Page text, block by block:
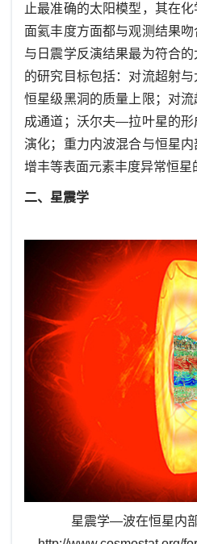
止最准确的太阳模型，其在
面氦丰度方面都与观测结果
与日震学反演结果最为符合
的研究目标包括：对流超射与
恒星级黑洞的质量上限；对
成通道；沃尔夫—拉叶星的形
演化；重力内波混合与恒星
增丰等表面元素丰度异常恒星
二、星震学
星震学—波在恒星内部